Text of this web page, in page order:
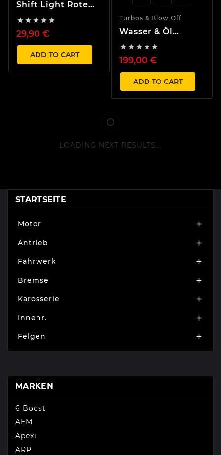
Shift Light Rote
RPM
    
29,90 €
ADD TO CART
Turbos & Blow Off
Wasser & Öl
Kit Skyline
RB20DET RB25DET
Garrett
Kugellager Turbo
    
199,00 €
ADD TO CART
LOADING NEXT RESULTS...
STARTSEITE
Motor 
Antrieb 
Fahrwerk 
Bremse 
Karosserie 
Innenr. 
Felgen 
MARKEN
6 Boost
AEM
Apexi
ARP